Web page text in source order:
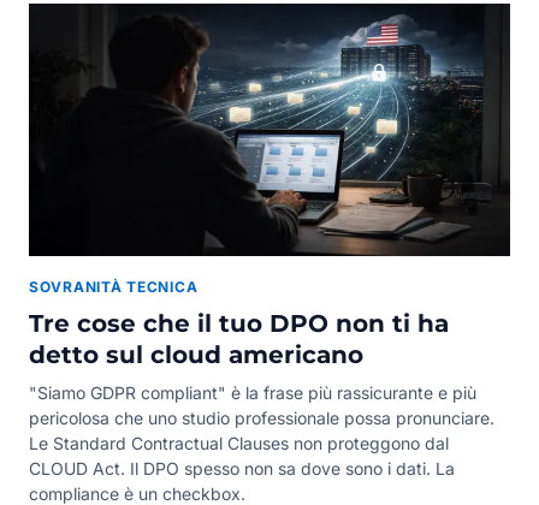
SOVRANITÀ TECNICA
Tre cose che il tuo DPO non ti ha
detto sul cloud americano
"Siamo GDPR compliant" è la frase più rassicurante e più
pericolosa che uno studio professionale possa pronunciare.
Le Standard Contractual Clauses non proteggono dal
CLOUD Act. Il DPO spesso non sa dove sono i dati. La
compliance è un checkbox.